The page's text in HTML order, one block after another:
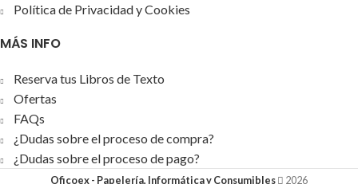
Política de Privacidad y Cookies
MÁS INFO
Reserva tus Libros de Texto
Ofertas
FAQs
¿Dudas sobre el proceso de compra?
¿Dudas sobre el proceso de pago?
Oficoex - Papelería, Informática y Consumibles 2026